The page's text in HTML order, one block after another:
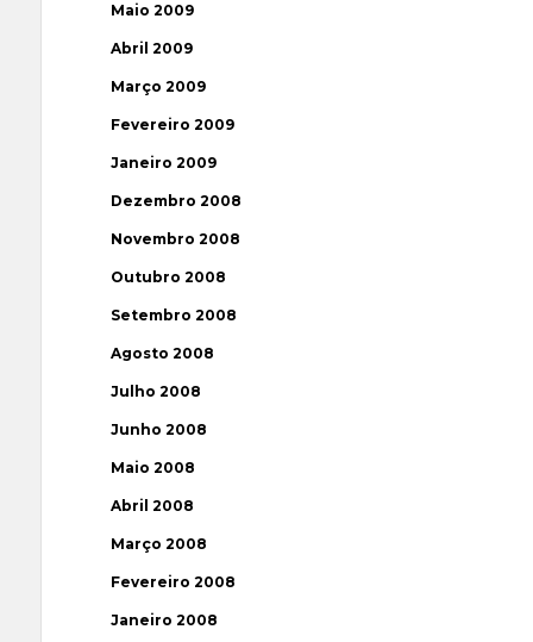
Maio 2009
Abril 2009
Março 2009
Fevereiro 2009
Janeiro 2009
Dezembro 2008
Novembro 2008
Outubro 2008
Setembro 2008
Agosto 2008
Julho 2008
Junho 2008
Maio 2008
Abril 2008
Março 2008
Fevereiro 2008
Janeiro 2008